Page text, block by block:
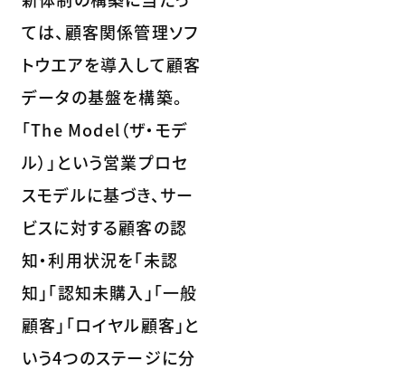
ては、顧客関係管理ソフ
トウエアを導入して顧客
データの基盤を構築。
「The Model（ザ・モデ
ル）」という営業プロセ
スモデルに基づき、サー
ビスに対する顧客の認
知・利用状況を「未認
知」「認知未購入」「一般
顧客」「ロイヤル顧客」と
いう4つのステージに分